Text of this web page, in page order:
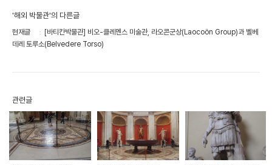
'해외 박물관'의 다른글
현재글
[바티칸박물관] 비오-클레멘스 미술관, 라오콘군상(Laocoön Group)과 벨베
데레 토루소(Belvedere Torso)
관련글